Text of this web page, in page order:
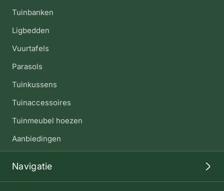
Tuinbanken
Ligbedden
Vuurtafels
Parasols
Tuinkussens
Tuinaccessoires
Tuinmeubel hoezen
Aanbiedingen
Navigatie